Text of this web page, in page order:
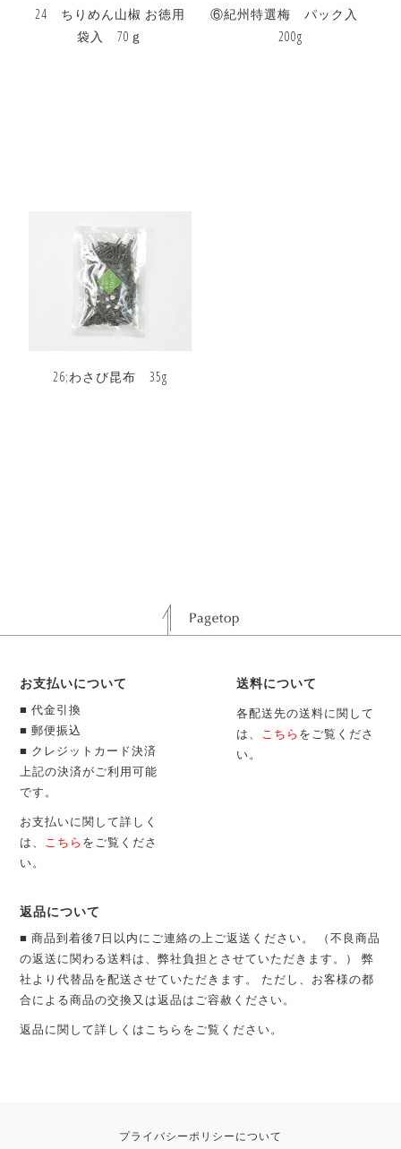
24 ちりめん山椒 お徳用
袋入 70ｇ
⑥紀州特選梅 パック入
200g
26;わさび昆布 35g
お支払いについて
■ 代金引換
■ 郵便振込
■ クレジットカード決済
上記の決済がご利用可能
です。
お支払いに関して詳しく
は、 こちら をご覧くださ
い。
送料について
各配送先の送料に関して
は、 こちら をご覧くださ
い。
返品について
■ 商品到着後7日以内にご連絡の上ご返送ください。 （不良商品
の返送に関わる送料は、弊社負担とさせていただきます。） 弊
社より代替品を配送させていただきます。 ただし、お客様の都
合による商品の交換又は返品はご容赦ください。
返品に関して詳しくはこちら をご覧ください。
プライバシーポリシーについて